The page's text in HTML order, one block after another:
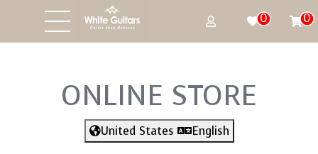
0 0
ONLINE STORE
United States English